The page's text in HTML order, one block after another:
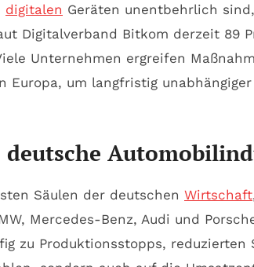
digitalen Geräten unentbehrlich
Digitalverband Bitkom derzeit 89
Unternehmen ergreifen
Europa, um langfristig
Säulen der deutschen Wirtschaft
Mercedes-Benz, Audi und
zu Produktionsstopps,